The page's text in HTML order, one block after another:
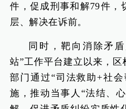
件，促成刑事和解79件，
层、解决在诉前。
同时，靶向消除矛
站”工作平台建立以来，
部门通过“司法救助+社
施，推动当事人“法结、